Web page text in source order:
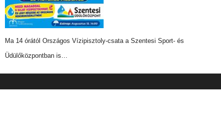
Ma 14 órától Országos Vízipisztoly-csata a Szentesi Sport- és
Üdülőközpontban is…